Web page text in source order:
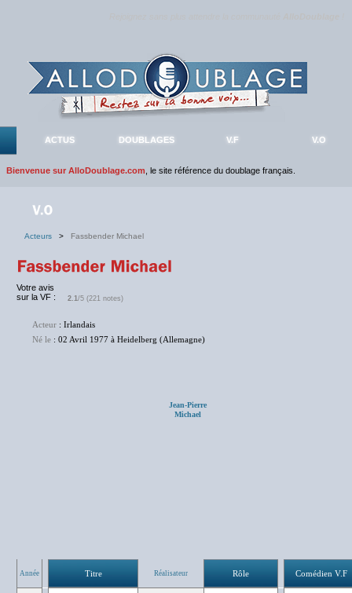
ACTUS DOUBLAGES V.F V.O
Bienvenue sur AlloDoublage.com , le site référence du doublage français.
Acteurs > Fassbender Michael
Votre avis
sur la VF :
2.1/5 (221 notes)
Acteur : Irlandais
Né le : 02 Avril 1977 à Heidelberg (Allemagne)
Jean-Pierre
Michael
Année Titre Réalisateur Rôle Comédien V.F